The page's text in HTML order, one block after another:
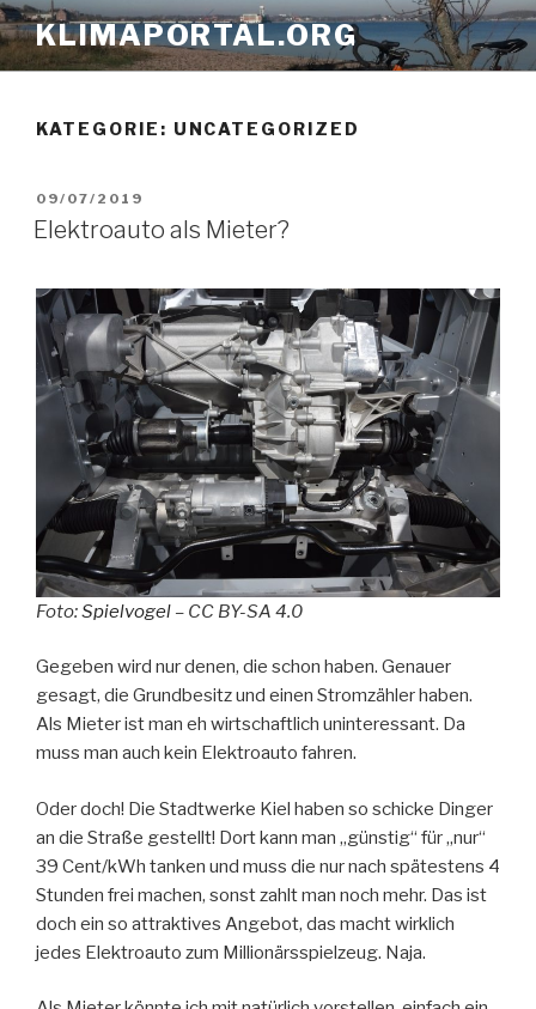
Zum
Inhalt
springen
KLIMAPORTAL.ORG
KATEGORIE: UNCATEGORIZED
VERÖFFENTLICHT
AM
09/07/2019
Elektroauto als Mieter?
Foto:Spielvogel – CC BY-SA 4.0
Gegeben wird nur denen, die schon haben. Genauer
gesagt, die Grundbesitz und einen Stromzähler haben.
Als Mieter ist man eh wirtschaftlich uninteressant. Da
muss man auch kein Elektroauto fahren.
Oder doch! Die Stadtwerke Kiel haben so schicke Dinger
an die Straße gestellt! Dort kann man „günstig“ für „nur“
39 Cent/kWh tanken und muss die nur nach spätestens 4
Stunden frei machen, sonst zahlt man noch mehr. Das ist
doch ein so attraktives Angebot, das macht wirklich
jedes Elektroauto zum Millionärsspielzeug. Naja.